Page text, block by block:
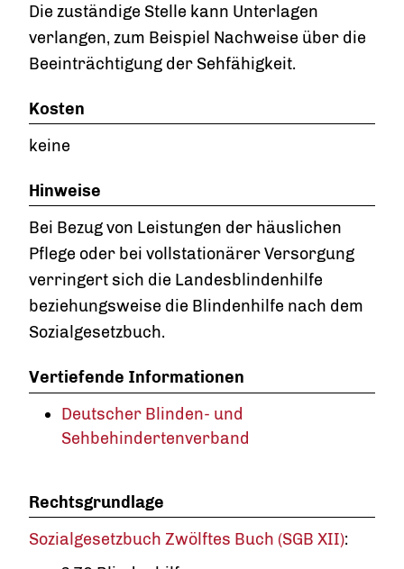
Die zuständige Stelle kann Unterlagen
verlangen, zum Beispiel Nachweise über die
Beeinträchtigung der Sehfähigkeit.
Kosten
keine
Hinweise
Bei Bezug von Leistungen der häuslichen
Pflege oder bei vollstationärer Versorgung
verringert sich die Landesblindenhilfe
beziehungsweise die Blindenhilfe nach dem
Sozialgesetzbuch.
Vertiefende Informationen
Deutscher Blinden- und
Sehbehindertenverband
Rechtsgrundlage
Sozialgesetzbuch Zwölftes Buch (SGB XII):